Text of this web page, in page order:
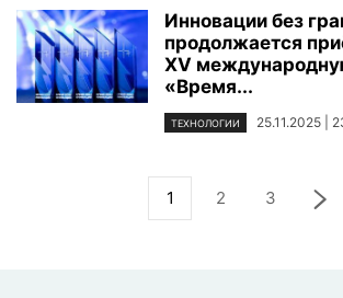
Инновации без
продолжается
XV
«Время...
ТЕХНОЛОГИИ 25.11.2025 |
1 2 3